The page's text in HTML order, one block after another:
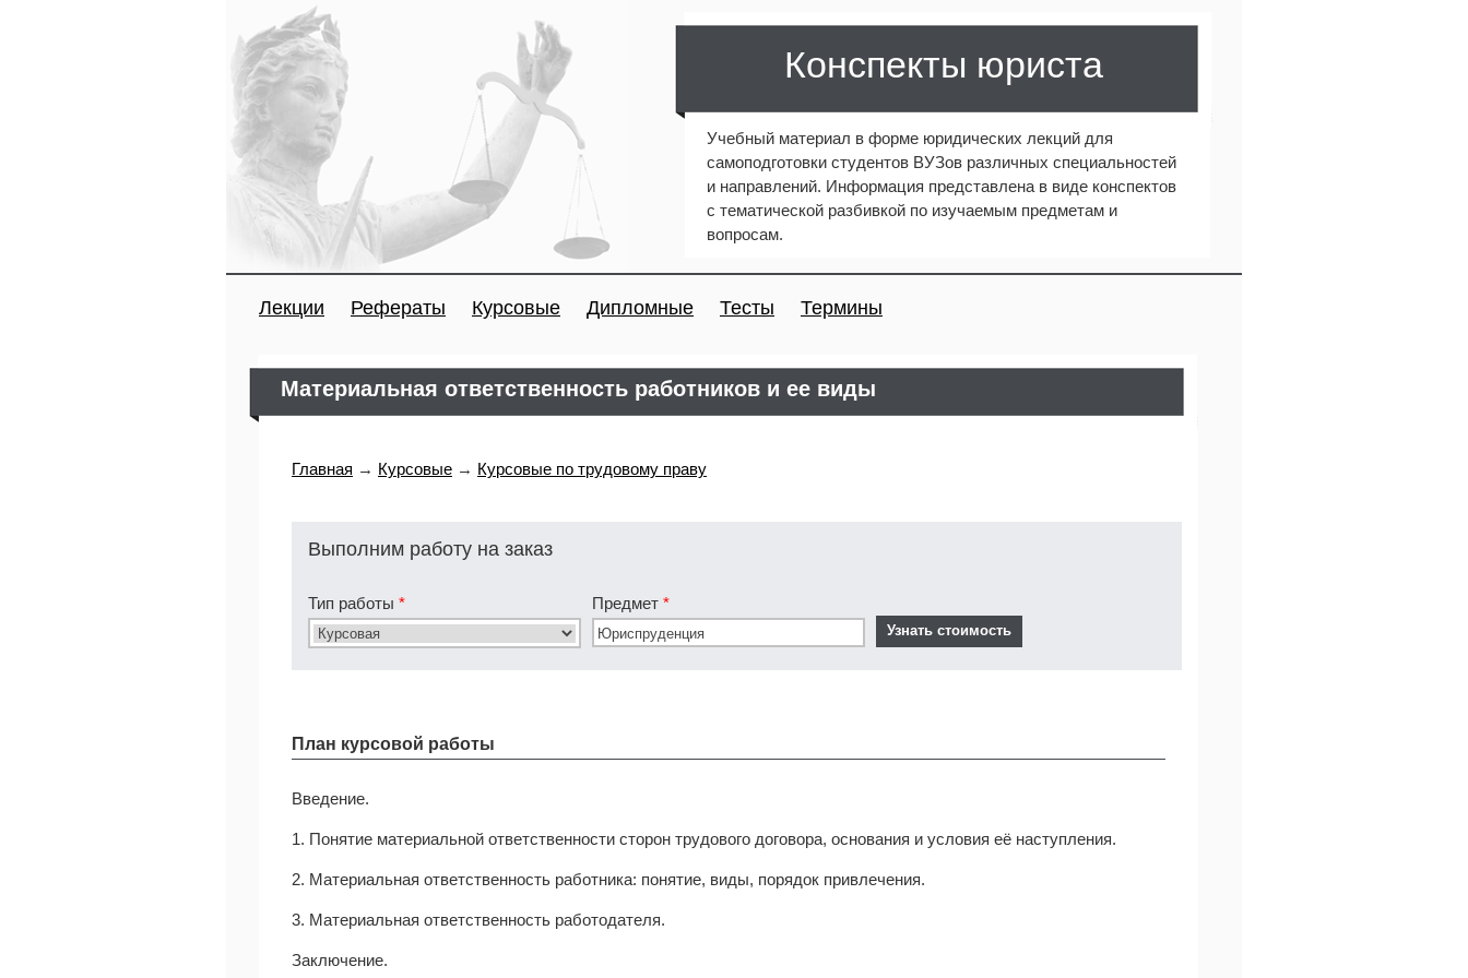
Конспекты юриста
Учебный материал в форме юридических лекций для
самоподготовки студентов ВУЗов различных специальностей
и направлений. Информация представлена в виде конспектов
с тематической разбивкой по изучаемым предметам и
вопросам.
Лекции Рефераты Курсовые Дипломные Тесты Термины
Материальная ответственность работников и ее виды
Главная → Курсовые → Курсовые по трудовому праву
Выполним работу на заказ
Тип работы * Предмет *
План курсовой работы
Введение.
1. Понятие материальной ответственности сторон трудового договора, основания и условия её наступления.
2. Материальная ответственность работника: понятие, виды, порядок привлечения.
3. Материальная ответственность работодателя.
Заключение.